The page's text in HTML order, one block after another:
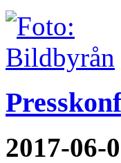
2017-06-